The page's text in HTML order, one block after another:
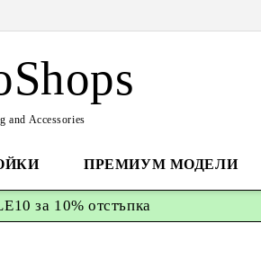
and Accessories
ПРЕМИУМ МОДЕЛИ
за 10% отстъпка